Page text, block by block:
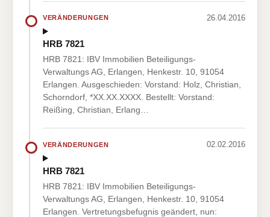
VERÄNDERUNGEN 26.04.2016
HRB 7821
HRB 7821: IBV Immobilien Beteiligungs-
Verwaltungs AG, Erlangen, Henkestr. 10, 91054
Erlangen. Ausgeschieden: Vorstand: Holz, Christian,
Schorndorf, *XX.XX.XXXX. Bestellt: Vorstand:
Reißing, Christian, Erlang…
VERÄNDERUNGEN 02.02.2016
HRB 7821
HRB 7821: IBV Immobilien Beteiligungs-
Verwaltungs AG, Erlangen, Henkestr. 10, 91054
Erlangen. Vertretungsbefugnis geändert, nun: